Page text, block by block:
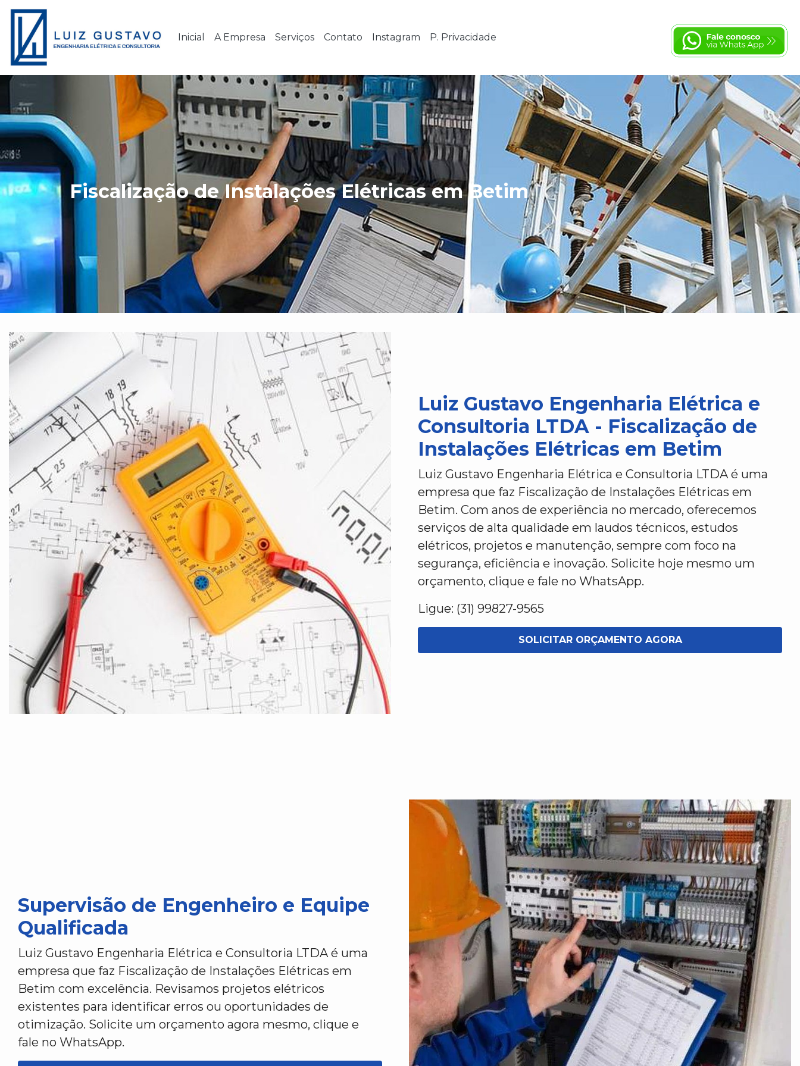
Inicial A Empresa Serviços Contato Instagram P. Privacidade
Fiscalização de Instalações Elétricas em Betim
Luiz Gustavo Engenharia Elétrica e
Consultoria LTDA - Fiscalização de
Instalações Elétricas em Betim
Luiz Gustavo Engenharia Elétrica e Consultoria LTDA é uma
empresa que faz Fiscalização de Instalações Elétricas em
Betim. Com anos de experiência no mercado, oferecemos
serviços de alta qualidade em laudos técnicos, estudos
elétricos, projetos e manutenção, sempre com foco na
segurança, eficiência e inovação. Solicite hoje mesmo um
orçamento, clique e fale no WhatsApp.
Ligue: (31) 99827-9565
SOLICITAR ORÇAMENTO AGORA
Supervisão de Engenheiro e Equipe
Qualificada
Luiz Gustavo Engenharia Elétrica e Consultoria LTDA é uma
empresa que faz Fiscalização de Instalações Elétricas em
Betim com excelência. Revisamos projetos elétricos
existentes para identificar erros ou oportunidades de
otimização. Solicite um orçamento agora mesmo, clique e
fale no WhatsApp.